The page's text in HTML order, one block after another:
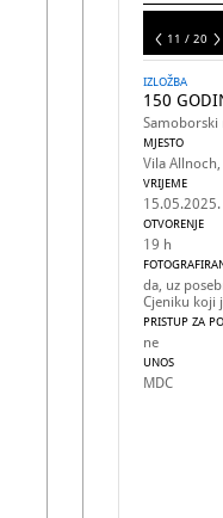
2011 / 20
IZLOŽBA
150
Samoborski
MJESTO
Vila
VRIJEME
OTVORENJE
19 h
da, uz
Cjeniku koji
PRISTUP ZA
ne
UNOS
MDC